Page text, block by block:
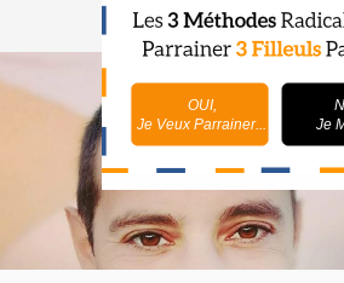
OUI,
Je Veux Parrainer...
Je